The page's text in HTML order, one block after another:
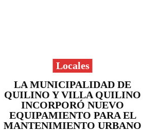
Locales
LA MUNICIPALIDAD DE
QUILINO Y VILLA QUILINO
INCORPORÓ NUEVO
EQUIPAMIENTO PARA EL
MANTENIMIENTO URBANO